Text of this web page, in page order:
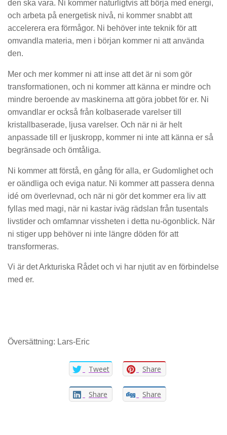
den ska vara. Ni kommer naturligtvis att börja med energi,
och arbeta på energetisk nivå, ni kommer snabbt att
accelerera era förmågor. Ni behöver inte teknik för att
omvandla materia, men i början kommer ni att använda
den.
Mer och mer kommer ni att inse att det är ni som gör
transformationen, och ni kommer att känna er mindre och
mindre beroende av maskinerna att göra jobbet för er. Ni
omvandlar er också från kolbaserade varelser till
kristallbaserade, ljusa varelser. Och när ni är helt
anpassade till er ljuskropp, kommer ni inte att känna er så
begränsade och ömtåliga.
Ni kommer att förstå, en gång för alla, er Gudomlighet och
er oändliga och eviga natur. Ni kommer att passera denna
idé om överlevnad, och när ni gör det kommer era liv att
fyllas med magi, när ni kastar iväg rädslan från tusentals
livstider och omfamnar vissheten i detta nu-ögonblick. När
ni stiger upp behöver ni inte längre döden för att
transformeras.
Vi är det Arkturiska Rådet och vi har njutit av en förbindelse
med er.
Översättning: Lars-Eric
Tweet Share
Share Share